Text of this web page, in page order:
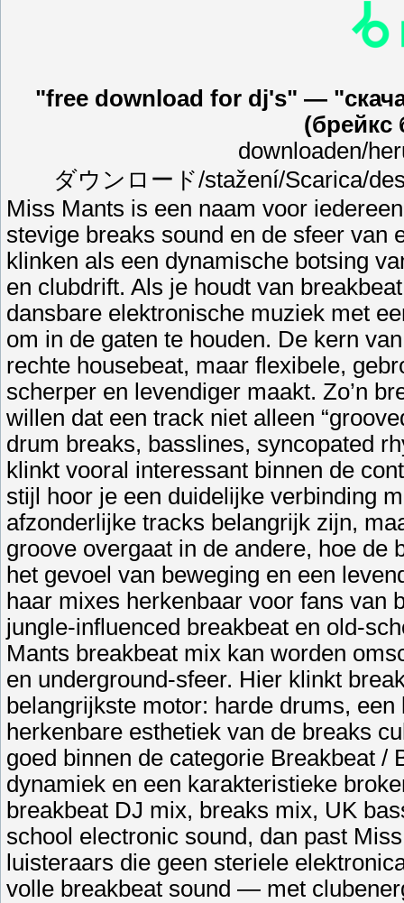
"free download for dj's" —
(брейкс
downloaden/
ダウンロード/stažení/Scarica/
Miss Mants is een naam voor
stevige breaks sound en de sfeer van
klinken als een dynamische botsing
en clubdrift. Als je houdt van
dansbare elektronische muziek met
om in de gaten te houden. De kern
rechte housebeat, maar flexibele,
scherper en levendiger maakt. Zo’n
willen dat een track niet alleen
drum breaks, basslines, syncopated
klinkt vooral interessant binnen de
stijl hoor je een duidelijke verbinding
afzonderlijke tracks belangrijk zijn,
groove overgaat in de andere, hoe de
het gevoel van beweging en een
haar mixes herkenbaar voor fans van
jungle-influenced breakbeat en old-
Mants breakbeat mix kan worden
en underground-sfeer. Hier klinkt
belangrijkste motor: harde drums,
herkenbare esthetiek van de breaks
goed binnen de categorie Breakbeat /
dynamiek en een karakteristieke
breakbeat DJ mix, breaks mix, UK
school electronic sound, dan past
luisteraars die geen steriele
volle breakbeat sound — met